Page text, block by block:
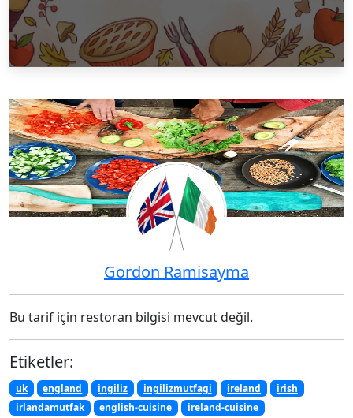
Gordon Ramisayma
Bu tarif için restoran bilgisi mevcut değil.
Etiketler:
uk england ingiliz ingilizmutfagi ireland
irish
irlandamutfak
english-cuisine
ireland-cuisine